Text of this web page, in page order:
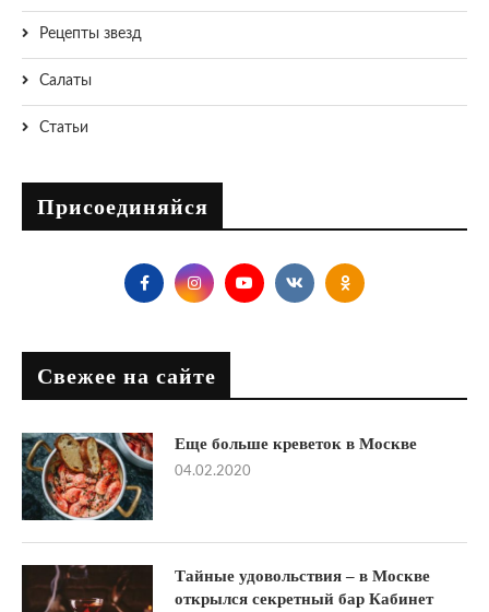
Рецепты звезд
Салаты
Статьи
Присоединяйся
Свежее на сайте
Еще больше креветок в Москве
04.02.2020
Тайные удовольствия – в Москве
открылся секретный бар Кабинет